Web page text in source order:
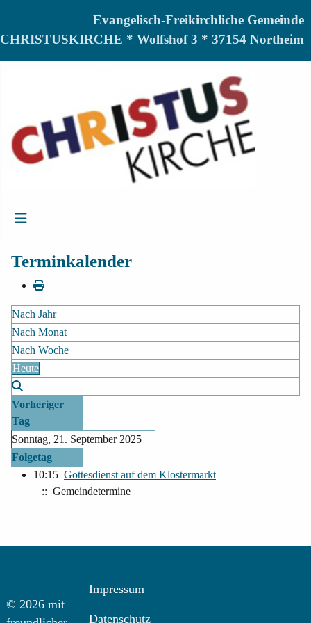
Evangelisch-Freikirchliche Gemeinde
CHRISTUSKIRCHE * Wolfshof 3 * 37154 Northeim
Terminkalender
Nach Jahr
Nach Monat
Nach Woche
Heute
Vorheriger
Tag
Sonntag, 21. September 2025
Folgetag
10:15 Gottesdienst auf dem Klostermarkt
:: Gemeindetermine
© 2026 mit
Impressum
Datenschutz